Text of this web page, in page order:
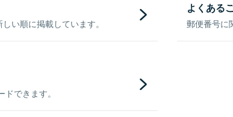
い順に掲載しています。
よくある
郵便番号に
できます。